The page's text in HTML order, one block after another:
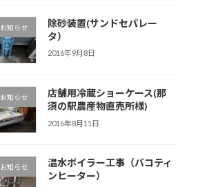
お知らせ
除砂装置(サンドセパレー
タ）
2016年9月8日
お知らせ
店舗用冷蔵ショーケース(那
須の駅農産物直売所様)
2016年8月11日
お知らせ
温水ボイラー工事（バコティ
ンヒーター）